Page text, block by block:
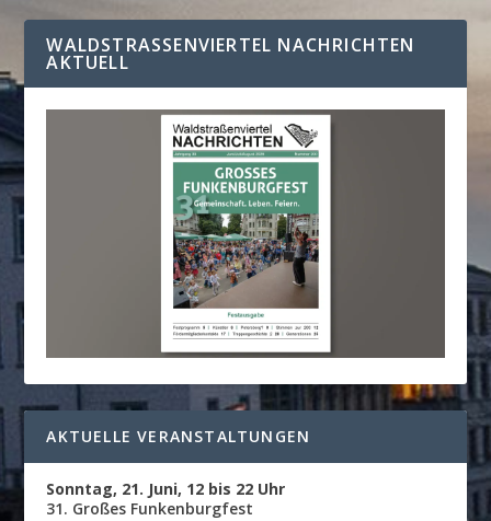
WALDSTRASSENVIERTEL NACHRICHTEN A
KTUELL
AKTUELLE VERANSTALTUNGEN
Sonntag, 21. Juni, 12 bis 22 Uhr
31. Großes Funkenburgfest